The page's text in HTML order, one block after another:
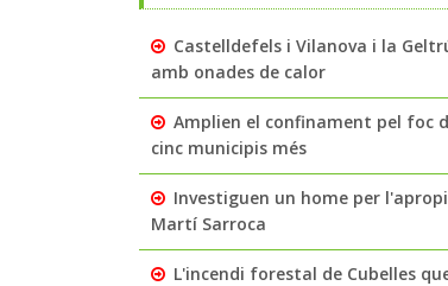
Castelldefels i Vilanova i la
amb onades de calor
Amplien el confinament pel foc
cinc municipis més
Investiguen un home per
Martí Sarroca
L'incendi forestal de Cubelles